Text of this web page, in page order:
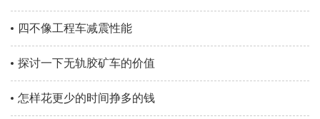
四不像工程车减震性能
探讨一下无轨胶矿车的价值
怎样花更少的时间挣多的钱